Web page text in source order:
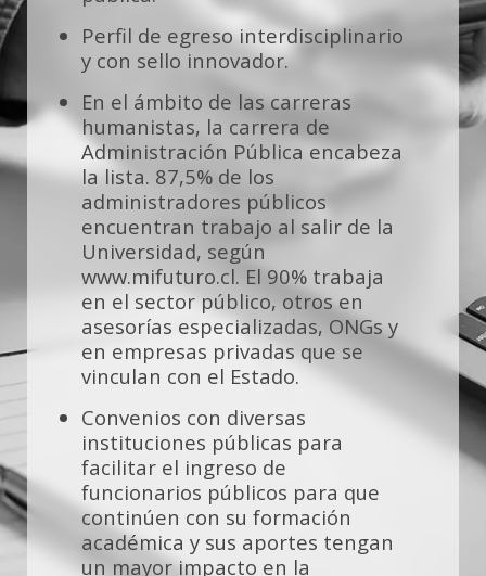
legal y de ética de la responsabilidad propios
del ejercicio profesional en contextos sociales,
tecnológicos e institucionales cambiantes. Esto
brinda un amplio espectro de posibilidades
para aplicar su experiencia y conocimientos en
gestión pública, procesos políticos, desarrollo
y evolución de órganos públicos, privados e
internacionales.
Perfil de egreso interdisciplinario
y con sello innovador.
En el ámbito de las carreras
humanistas, la carrera de
Administración Pública encabeza
la lista. 87,5% de los
administradores públicos
encuentran trabajo al salir de la
Universidad, según
www.mifuturo.cl. El 90% trabaja
en el sector público, otros en
asesorías especializadas, ONGs y
en empresas privadas que se
vinculan con el Estado.
Convenios con diversas
instituciones públicas para
facilitar el ingreso de
funcionarios públicos para que
continúen con su formación
académica y sus aportes tengan
un mayor impacto en la